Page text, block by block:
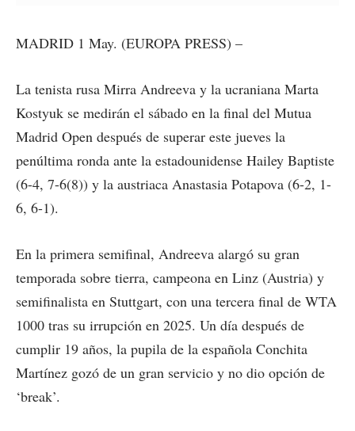
MADRID 1 May. (EUROPA PRESS) –
La tenista rusa Mirra Andreeva y la ucraniana Marta
Kostyuk se medirán el sábado en la final del Mutua
Madrid Open después de superar este jueves la
penúltima ronda ante la estadounidense Hailey Baptiste
(6-4, 7-6(8)) y la austriaca Anastasia Potapova (6-2, 1-
6, 6-1).
En la primera semifinal, Andreeva alargó su gran
temporada sobre tierra, campeona en Linz (Austria) y
semifinalista en Stuttgart, con una tercera final de WTA
1000 tras su irrupción en 2025. Un día después de
cumplir 19 años, la pupila de la española Conchita
Martínez gozó de un gran servicio y no dio opción de
‘break’.